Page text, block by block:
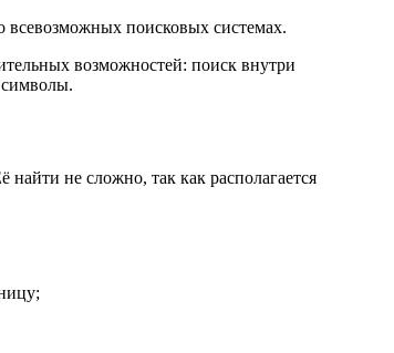
всевозможных поисковых системах.
возможностей: поиск внутри
символы.
не сложно, так как располагается